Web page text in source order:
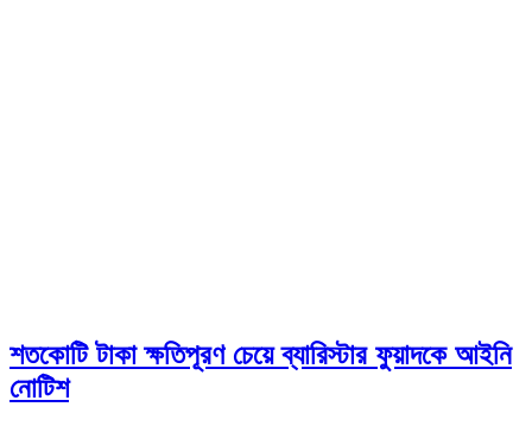
শতকোটি টাকা ক্ষতিপূরণ চেয়ে ব্যারিস্টার ফুয়াদকে আইনি
নোটিশ